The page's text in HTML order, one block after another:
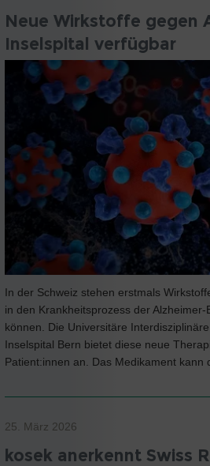
Neue Wirkstoffe gegen
Inselspital verfügbar
In der Schweiz stehen erstmals
in den Krankheitsprozess der
können. Die Universitäre
Inselspital Bern bietet diese neue
Patient:innen an. Das Medikament kann
25. März 2026
kosek anerkennt Swiss